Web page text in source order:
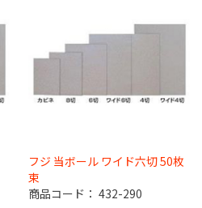
フジ 当ボール ワイド六切 50枚
束
商品コード： 432-290